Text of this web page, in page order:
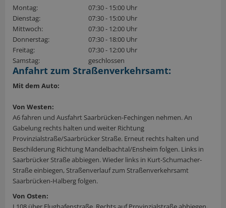
Montag:
07:30 - 15:00 Uhr
Dienstag:
07:30 - 15:00 Uhr
Mittwoch:
07:30 - 12:00 Uhr
Donnerstag:
07:30 - 18:00 Uhr
Freitag:
07:30 - 12:00 Uhr
Samstag:
geschlossen
Anfahrt zum Straßenverkehrsamt:
Mit dem Auto:
Von Westen:
A6 fahren und Ausfahrt Saarbrücken-Fechingen nehmen. An
Gabelung rechts halten und weiter Richtung
Provinzialstraße/Saarbrücker Straße. Erneut rechts halten und
Beschilderung Richtung Mandelbachtal/Ensheim folgen. Links in
Saarbrücker Straße abbiegen. Wieder links in Kurt-Schumacher-
Straße einbiegen, Straßenverlauf zum Straßenverkehrsamt
Saarbrücken-Halberg folgen.
Von Osten: